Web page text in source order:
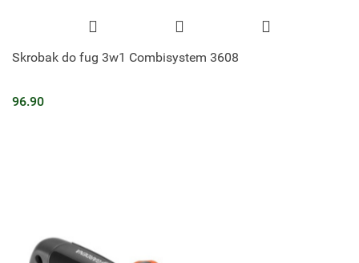
Skrobak do fug 3w1 Combisystem 3608
96.90